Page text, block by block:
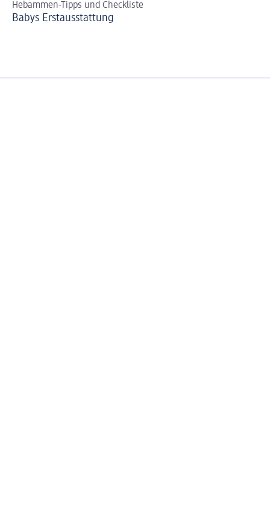
Hebammen-Tipps und Checkliste
Babys Erst­aus­stattung